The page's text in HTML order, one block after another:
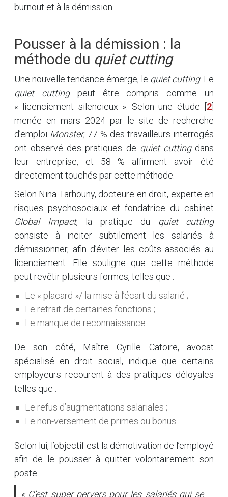
burnout et à la démission.
Pousser à la démission : la
méthode du quiet cutting
Une nouvelle tendance émerge, le quiet cutting. Le
quiet cuttingpeut être compris comme un
« licenciement silencieux ». Selon une étude [2]
menée en mars 2024 par le site de recherche
d’emploi Monster, 77 % des travailleurs interrogés
ont observé des pratiques de quiet cuttingdans
leur entreprise, et 58 % affirment avoir été
directement touchés par cette méthode.
Selon Nina Tarhouny, docteure en droit, experte en
risques psychosociaux et fondatrice du cabinet
Global Impact, la pratique du
quiet cutting
consiste à inciter subtilement les salariés à
démissionner, afin d’éviter les coûts associés au
licenciement. Elle souligne que cette méthode
peut revêtir plusieurs formes, telles que :
Le « placard »/ la mise à l’écart du salarié ;
Le retrait de certaines fonctions ;
Le manque de reconnaissance.
De son côté, Maître Cyrille Catoire, avocat
spécialisé en droit social, indique que certains
employeurs recourent à des pratiques déloyales
telles que :
Le refus d’augmentations salariales ;
Le non-versement de primes ou bonus.
Selon lui, l’objectif est la démotivation de l’employé
afin de le pousser à quitter volontairement son
poste.
« C’est super pervers pour les salariés qui se